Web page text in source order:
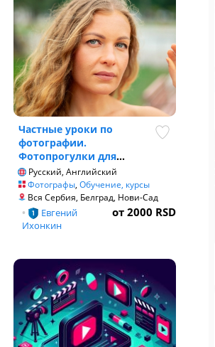
Частные уроки по
фотографии.
Фотопрогулки для...
Русский, Английский
Фотографы, Обучение, курсы
Вся Сербия, Белград, Нови-Сад
от 2000 RSD
•
Евгений
Ихонкин